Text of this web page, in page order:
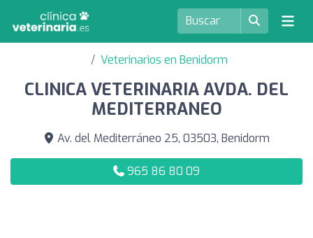
Veterinarios en Benidorm
CLINICA VETERINARIA AVDA. DEL
MEDITERRANEO
Av. del Mediterráneo 25, 03503, Benidorm
965 86 80 09